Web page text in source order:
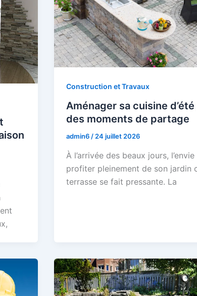
Construction et Travaux
Aménager sa cuisine
des moments de partage
admin6/24 juillet 2026
À l’arrivée des beaux jours,
profiter pleinement de son jardin
terrasse se fait pressante. La